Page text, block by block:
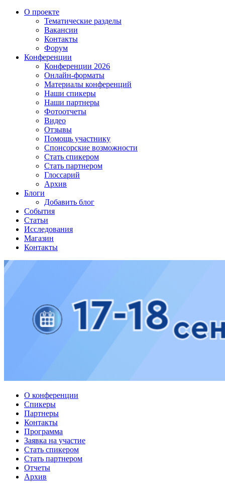
О проекте
Тематические разделы
Вакансии
Контакты
Форум
Конференции
Конференции 2026
Онлайн-форматы
Материалы конференций
Наши спикеры
Наши партнеры
Фотоотчеты
Видео
Отзывы
Помощь участнику
Спонсорские возможности
Стать спикером
Стать партнером
Глоссарий
Архив
Блоги
Добавить блог
События
Статьи
Исследования
Магазин
Контакты
О конференции
Спикеры
Партнеры
Контакты
Программа
Заявка на участие
Стать спикером
Стать партнером
Отчеты
Архив